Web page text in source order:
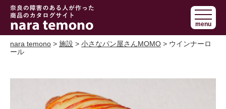
奈良で障害の
ある人の手作
り商品 nara
menu
nara temono > 施設 > 小さなパン屋さんMOMO > ウインナーロ
ール